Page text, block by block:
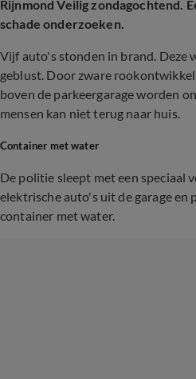
Rijnmond Veilig zondagochtend.
schade onderzoeken.
Vijf auto's stonden in brand. Deze
geblust. Door zware
boven de parkeergarage worden
mensen kan niet terug naar huis.
Container met water
De politie sleept met een speciaal
elektrische auto's uit de garage en
container met water.